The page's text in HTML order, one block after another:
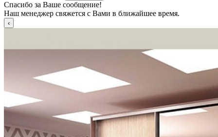
Спасибо за Ваше сообщение!
Наш менеджер свяжется с Вами в ближайшее время.